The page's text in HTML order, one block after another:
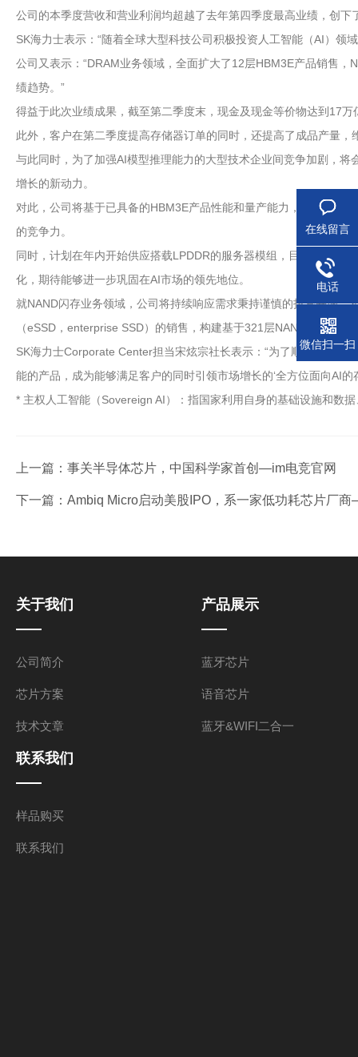
公司的本季度营收和营业利润均超越了去年第四季度最高业绩，创下
SK海力士表示：“随着全球大型科技公司积极投资人工智能（AI）
公司又表示：“DRAM业务领域，全面扩大了12层HBM3E产品销售
绩趋势。”
得益于此次业绩成果，截至第二季度末，现金及现金等价物达到17
此外，客户在第二季度提高存储器订单的同时，还提高了成品产量
与此同时，为了加强AI模型推理能力的大型技术企业间竞争加剧，
增长的新动力。
对此，公司将基于已具备的HBM3E产品性能和量产能力，将HBM
的竞争力。
同时，计划在年内开始供应搭载LPDDR的服务器模组，目前以
化，期待能够进一步巩固在AI市场的领先地位。
就NAND闪存业务领域，公司将持续响应需求秉持谨慎的投资基调
（eSSD，enterprise SSD）的销售，构建基于321层NAND闪存的
SK海力士Corporate Center担当宋炫宗社长表示：“为了顺利供应明
能的产品，成为能够满足客户的同时引领市场增长的‘全方位面向AI
* 主权人工智能（Sovereign AI）：指国家利用自身的基础设施和数
上一篇： 事关半导体芯片，中国科学家首创—im电竞官网
下一篇： Ambiq Micro启动美股IPO，系一家低功耗芯片厂
关于我们
公司简介
芯片方案
技术文章
产品展示
蓝牙芯片
语音芯片
蓝牙&WIFI二合一
联系我们
样品购买
联系我们
在线留言
电话
微信扫一扫